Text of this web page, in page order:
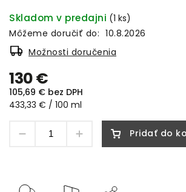
130 €
105,69 € bez DPH
433,33 € / 100 ml
Skladom v predajni (1 ks)
Môžeme doručiť do: 10.8.2026
Možnosti doručenia
Pridať do